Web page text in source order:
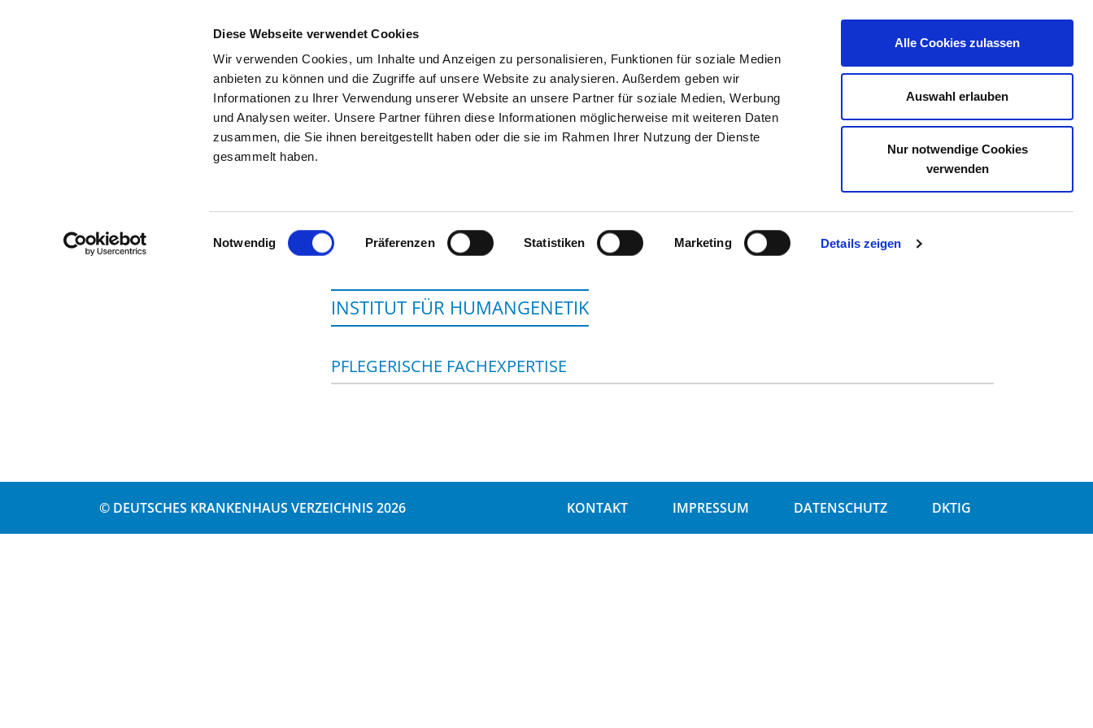
Diese Webseite verwendet Cookies
Wir verwenden Cookies, um Inhalte und Anzeigen zu personalisieren, Funktionen für soziale Medien
anbieten zu können und die Zugriffe auf unsere Website zu analysieren. Außerdem geben wir
Informationen zu Ihrer Verwendung unserer Website an unsere Partner für soziale Medien, Werbung
und Analysen weiter. Unsere Partner führen diese Informationen möglicherweise mit weiteren Daten
zusammen, die Sie ihnen bereitgestellt haben oder die sie im Rahmen Ihrer Nutzung der Dienste
gesammelt haben.
Einwilligungsauswahl
Notwendig Präferenzen Statistiken Marketing Details zeigen
Alle Cookies zulassen
Auswahl erlauben
Nur notwendige Cookies
verwenden
SUCHEN TIPPS & HILFE DAS DKV STELLENBÖRSE KONTAKT IHRE MEINUNG
Startseite der Fachabteilung
UNIVERSITÄTSKLINIKUM SCHLESWIG-HOLSTEIN, CAMPUS KIEL
INSTITUT FÜR HUMANGENETIK
PFLEGERISCHE FACHEXPERTISE
© DEUTSCHES KRANKENHAUS VERZEICHNIS 2026 KONTAKT IMPRESSUM DATENSCHUTZ DKTIG